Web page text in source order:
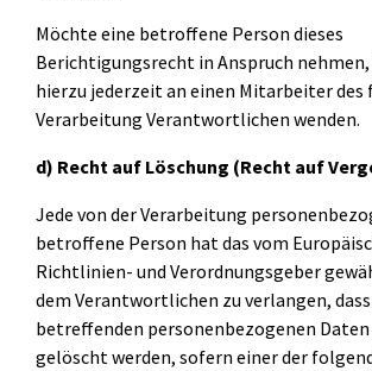
Möchte eine betroffene Person dieses
Berichtigungsrecht in Anspruch nehmen,
hierzu jederzeit an einen Mitarbeiter des
Verarbeitung Verantwortlichen wenden.
d) Recht auf Löschung (Recht auf
Jede von der Verarbeitung
betroffene Person hat das vom
Richtlinien- und Verordnungsgeber
dem Verantwortlichen zu verlangen, dass
betreffenden personenbezogenen
gelöscht werden, sofern einer der